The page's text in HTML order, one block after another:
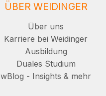
ÜBER WEIDINGER
Über uns
Karriere bei Weidinger
Ausbildung
Duales Studium
wBlog - Insights & mehr